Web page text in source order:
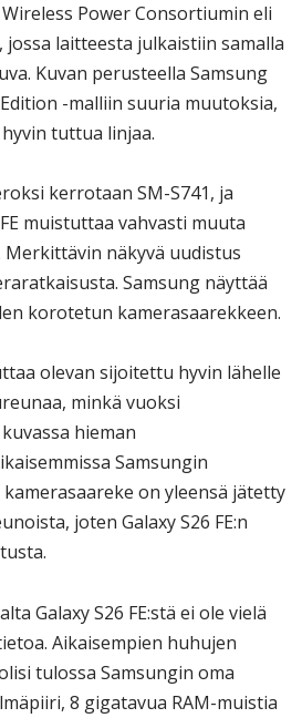
Wireless Power Consortiumin eli
jossa laitteesta julkaistiin samalla
Kuvan perusteella Samsung
-malliin suuria muutoksia,
tuttua linjaa.
kerrotaan SM-S741, ja
muistuttaa vahvasti muuta
Merkittävin näkyvä uudistus
Samsung näyttää
korotetun kamerasaarekkeen.
olevan sijoitettu hyvin lähelle
minkä vuoksi
hieman
Samsungin
on yleensä jätetty
joten Galaxy S26 FE:n
Galaxy S26 FE:stä ei ole vielä
Aikaisempien huhujen
tulossa Samsungin oma
8 gigatavua RAM-muistia